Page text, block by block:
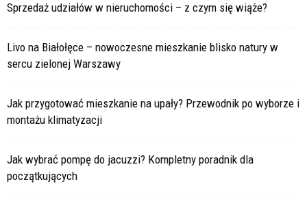
Sprzedaż udziałów w nieruchomości – z czym się wiąże?
Livo na Białołęce – nowoczesne mieszkanie blisko natury w
sercu zielonej Warszawy
Jak przygotować mieszkanie na upały? Przewodnik po wyborze i
montażu klimatyzacji
Jak wybrać pompę do jacuzzi? Kompletny poradnik dla
początkujących